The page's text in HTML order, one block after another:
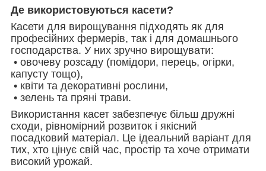
Де використовуються касети?
Касети для вирощування підходять як для
професійних фермерів, так і для домашнього
господарства. У них зручно вирощувати:
• овочеву розсаду (помідори, перець, огірки,
капусту тощо),
• квіти та декоративні рослини,
• зелень та пряні трави.
Використання касет забезпечує більш дружні
сходи, рівномірний розвиток і якісний
посадковий матеріал. Це ідеальний варіант для
тих, хто цінує свій час, простір та хоче отримати
високий урожай.